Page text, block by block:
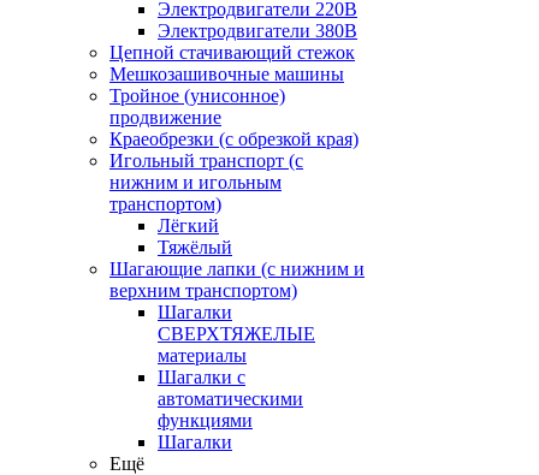
Электродвигатели 220В
Электродвигатели 380В
Цепной стачивающий стежок
Мешкозашивочные машины
Тройное (унисонное)
продвижение
Краеобрезки (с обрезкой края)
Игольный транспорт (с
нижним и игольным
транспортом)
Лёгкий
Тяжёлый
Шагающие лапки (с нижним и
верхним транспортом)
Шагалки
СВЕРХТЯЖЕЛЫЕ
материалы
Шагалки с
автоматическими
функциями
Шагалки
Ещё